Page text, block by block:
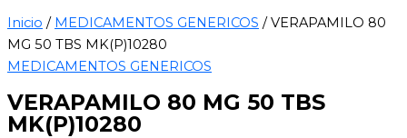
Inicio / MEDICAMENTOS GENERICOS / VERAPAMILO 80
MG 50 TBS MK(P)10280
MEDICAMENTOS GENERICOS
VERAPAMILO 80 MG 50 TBS
MK(P)10280